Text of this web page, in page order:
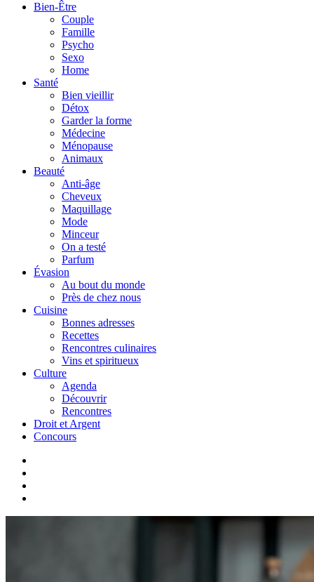
Bien-Être
Couple
Famille
Psycho
Sexo
Home
Santé
Bien vieillir
Détox
Garder la forme
Médecine
Ménopause
Animaux
Beauté
Anti-âge
Cheveux
Maquillage
Mode
Minceur
On a testé
Parfum
Évasion
Au bout du monde
Près de chez nous
Cuisine
Bonnes adresses
Recettes
Rencontres culinaires
Vins et spiritueux
Culture
Agenda
Découvrir
Rencontres
Droit et Argent
Concours